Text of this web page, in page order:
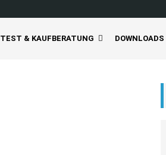
TEST & KAUFBERATUNG DOWNLOADS